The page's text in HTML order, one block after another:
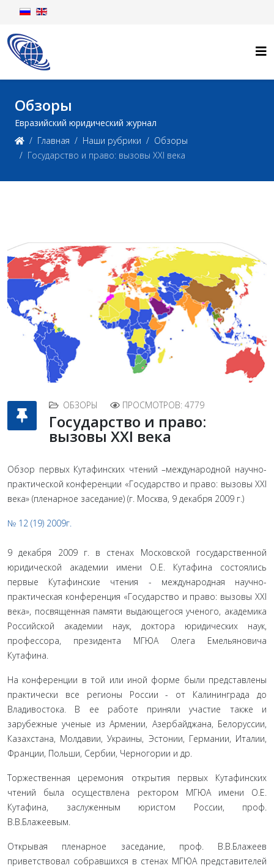
Обзоры
Евразийский юридический журнал
Главная
Наши рубрики
Обзоры
Государство и право: вызовы XXI века
ОБЗОРЫ ПРОСМОТРОВ: 4779
Государство и право:
вызовы XXI века
Обзор первых Кутафинских чтений –международной научно-
практической конференции «Государство и право: вызовы XXI
века» (пленарное заседание) (г. Москва, 9 декабря 2009 г.)
№ 12 (19) 2009г.
9 декабря 2009 г. в стенах Московской государст­венной
юридической академии имени О.Е. Кутафина состоялись
первые Кутафинские чтения - междуна­родная научно-
практическая конференция «Государ­ство и право: вызовы XXI
века», посвященная памяти выдающегося ученого, академика
Российской акаде­мии наук, доктора юридических наук,
профессора, президента МГЮА Олега Емельяновича
Кутафина.
На конференции в той или иной форме были представлены
практически все регионы России - от Калининграда до
Владивостока. В ее работе приня­ли участие также и
зарубежные ученые из Армении, Азербайджана, Белоруссии,
Казахстана, Молдавии, Украины, Эстонии, Германии, Италии,
Франции, Польши, Сербии, Черногории и др.
Торжественная церемония открытия первых Кутафинских
чтений была осуществлена ректо­ром МГЮА имени О.Е.
Кутафина, заслуженным юристом России, проф.
В.В.Блажеевым.
Открывая пленарное заседание, проф. В.В.Блажеев
приветствовал собравшихся в стенах МГЮА представителей